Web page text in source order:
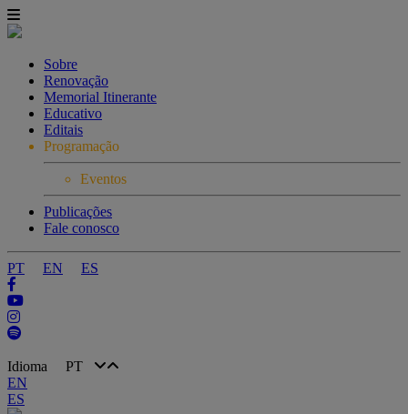
Sobre
Renovação
Memorial Itinerante
Educativo
Editais
Programação
Eventos
Publicações
Fale conosco
PT EN ES
Idioma PT
EN
ES